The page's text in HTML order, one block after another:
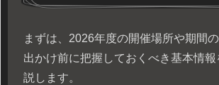
まずは、2026年度の開催場所や期間
出かけ前に把握しておくべき基本情
説します。